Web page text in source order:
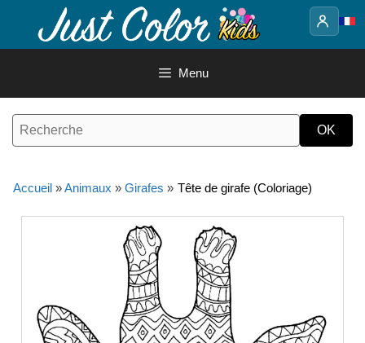
contenu
Menu
Accueil »Animaux » Girafes » Tête de girafe (Coloriage)